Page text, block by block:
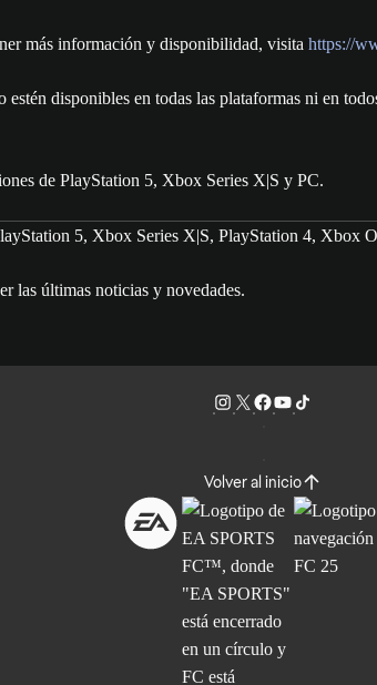
más información y disponibilidad, visita https://
disponibles en todas las plataformas ni en
de PlayStation 5, Xbox Series X|S y PC.
5, Xbox Series X|S, PlayStation 4, Xbox
las últimas noticias y novedades.
Volver al inicio